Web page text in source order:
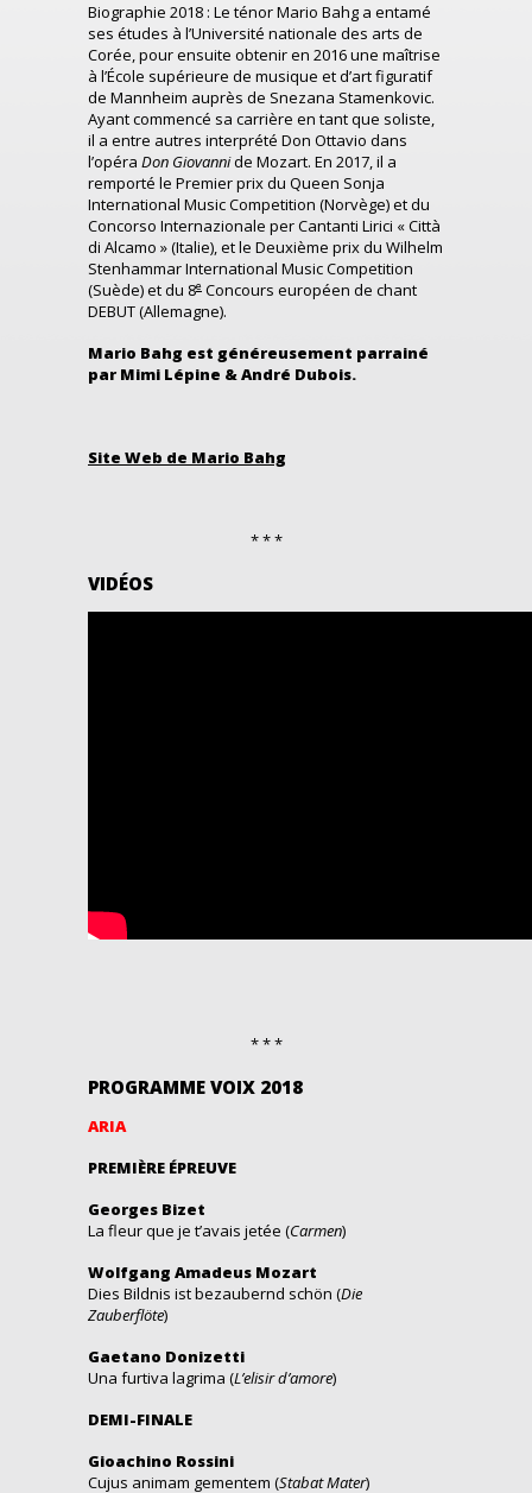
Biographie 2018 : Le ténor Mario Bahg a entamé
ses études à l’Université nationale des arts de
Corée, pour ensuite obtenir en 2016 une maîtrise
à l’École supérieure de musique et d’art figuratif
de Mannheim auprès de Snezana Stamenkovic.
Ayant commencé sa carrière en tant que soliste,
il a entre autres interprété Don Ottavio dans
l’opéra Don Giovannide Mozart. En 2017, il a
remporté le Premier prix du Queen Sonja
International Music Competition (Norvège) et du
Concorso Internazionale per Cantanti Lirici « Città
di Alcamo » (Italie), et le Deuxième prix du Wilhelm
Stenhammar International Music Competition
(Suède) et du 8e Concours européen de chant
DEBUT (Allemagne).
Mario Bahg est généreusement parrainé
par Mimi Lépine & André Dubois.
Site Web de Mario Bahg
* * *
VIDÉOS
* * *
PROGRAMME VOIX 2018
ARIA
PREMIÈRE ÉPREUVE
Georges Bizet
La fleur que je t’avais jetée (Carmen)
Wolfgang Amadeus Mozart
Dies Bildnis ist bezaubernd schön (Die
Zauberflöte)
Gaetano Donizetti
Una furtiva lagrima (L’elisir d’amore)
DEMI-FINALE
Gioachino Rossini
Cujus animam gementem (Stabat Mater)